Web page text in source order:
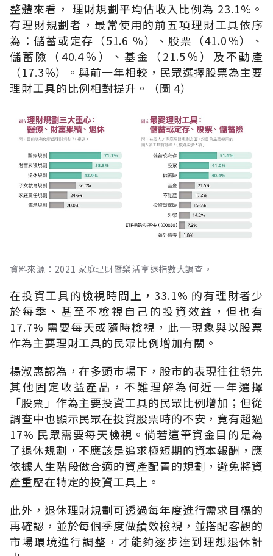
整體來看， 理財規劃平均佔收入比例為 23.1%。
有理財規劃者，最常使用的前五項理財工具依序
為：儲蓄或定存（51.6 ％）、股票（41.0％）、
儲蓄險（40.4％）、基金（21.5％）及不動產
（17.3％）。與前一年相較，民眾選擇股票為主要
理財工具的比例相對提升。（圖 4）
資料來源：2021 家庭理財暨樂活享退指數大調查。
在投資工具的檢視時間上，33.1% 的有理財者少
於每季、甚至不檢視自己的投資效益，但也有
17.7% 需要每天或隨時檢視，此一現象與以股票
作為主要理財工具的民眾比例增加有關。
楊淑惠認為，在多頭市場下，股市的表現往往領先
其他固定收益產品，不難理解為何近一年選擇
「股票」作為主要投資工具的民眾比例增加；但從
調查中也顯示民眾在投資股票時的不安，竟有超過
17% 民眾需要每天檢視。倘若這筆資金目的是為
了退休規劃，不應該是追求極短期的資本報酬，應
依據人生階段做合適的資產配置的規劃，避免將資
產重壓在特定的投資工具上。
此外，退休理財規劃可透過每年度進行需求目標的
再確認，並於每個季度做績效檢視，並搭配客觀的
市場環境進行調整，才能夠逐步達到理想退休計